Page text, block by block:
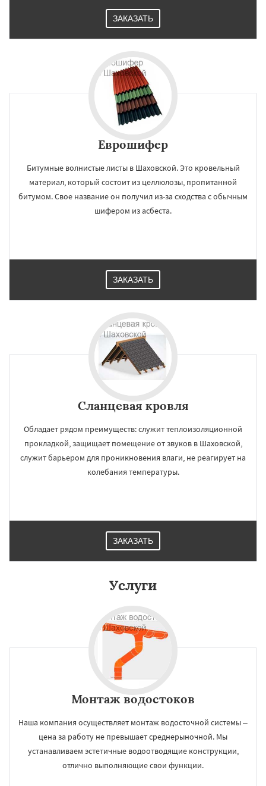
ЗАКАЗАТЬ
Еврошифер
Битумные волнистые листы в Шаховской. Это кровельный
материал, который состоит из целлюлозы, пропитанной
битумом. Свое название он получил из-за сходства с обычным
шифером из асбеста.
ЗАКАЗАТЬ
Сланцевая кровля
Обладает рядом преимуществ: служит теплоизоляционной
прокладкой, защищает помещение от звуков в Шаховской,
служит барьером для проникновения влаги, не реагирует на
колебания температуры.
ЗАКАЗАТЬ
Услуги
Монтаж водостоков
Наша компания осуществляет монтаж водосточной системы –
цена за работу не превышает среднерыночной. Мы
устанавливаем эстетичные водоотводящие конструкции,
отлично выполняющие свои функции.